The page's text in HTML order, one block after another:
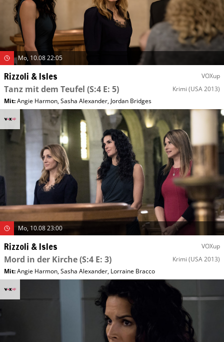
Mo, 10.08 22:05
Rizzoli & Isles VOXup
Tanz mit dem Teufel (S:4 E: 5) Krimi (USA 2013)
Mit:Angie Harmon,Sasha Alexander, Jordan Bridges
Mo, 10.08 23:00
Rizzoli & Isles VOXup
Mord in der Kirche(S:4 E: 3) Krimi (USA 2013)
Mit:Angie Harmon,Sasha Alexander, Lorraine Bracco